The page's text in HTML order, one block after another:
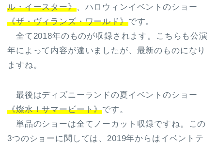
ル・イースター》、ハロウィンイベントのショー
《ザ・ヴィランズ・ワールド》です。
全て2018年のものが収録されます。こちらも公演
年によって内容が違いましたが、最新のものになり
ますね。
最後はディズニーランドの夏イベントのショー
《燦水！サマービート》です。
単品のショーは全てノーカット収録ですね。この
3つのショーに関しては、2019年からはイベントテ